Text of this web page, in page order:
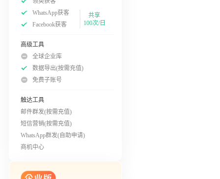
WhatsApp获客
Facebook获客
共享
100次/日
高级工具
全球企业库
数据导出(按需充值)
免费子账号
触达工具
邮件群发(按需充值)
短信营销(按需充值)
WhatsApp群发(自助申请)
商机中心